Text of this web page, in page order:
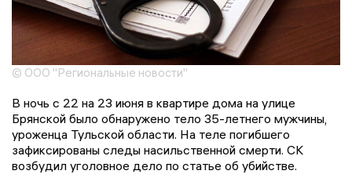
© ООО "Региональные новости"
В ночь с 22 на 23 июня в квартире дома на улице
Брянской было обнаружено тело 35-летнего мужчины,
уроженца Тульской области. На теле погибшего
зафиксированы следы насильственной смерти. СК
возбудил уголовное дело по статье об убийстве.